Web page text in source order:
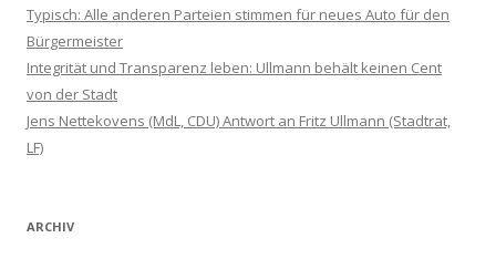
Typisch: Alle anderen Parteien stimmen für neues Auto für den
Bürgermeister
Integrität und Transparenz leben: Ullmann behält keinen Cent
von der Stadt
Jens Nettekovens (MdL, CDU) Antwort an Fritz Ullmann (Stadtrat,
LF)
ARCHIV